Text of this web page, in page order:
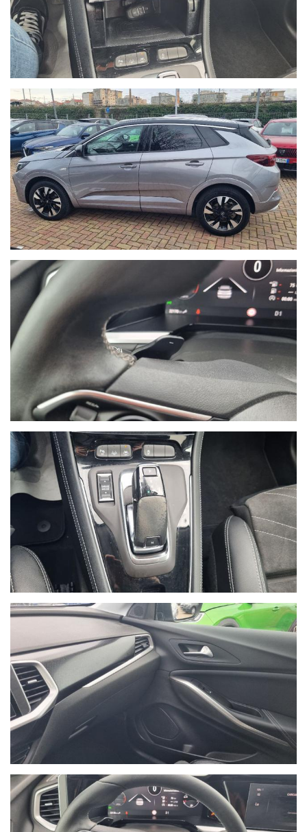
prima valutazione indicativa migliroabile di persona.
- Il Gruppo Autoquadrifoglio è concessionaria ufficiale Opel per
la vendita di autoveicoli e veicoli industriali dal 1978. Nel 2000
ha ampliato la gamma di servizi per i clienti con una moderna
autofficina meccanica.
Nel 2004 comincia l’avventura “Outlet dell’auto”, per la
commercializzazione di veicoli d’occasione garantiti di tutte le
marche.
Nel 2015 diventa nuova e unica concessionaria per la provincia
di Savona del brand Hyundai, aprendo una nuova sede in via
Braja 48r a Savona.
Oggi Autoquadrifoglio è anche concessionaria ufficiale per la
provincia di Savona dei brand Peugeot e Citroen, con sede in Via
Nizza 18 a Savona.
- Le immagini possono differire dalla vettura reale in stock
oggetto dell'offerta.